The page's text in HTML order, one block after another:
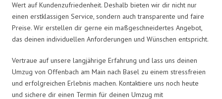
Wert auf Kundenzufriedenheit. Deshalb bieten wir dir nicht nur
einen erstklassigen Service, sondern auch transparente und faire
Preise. Wir erstellen dir gerne ein maßgeschneidertes Angebot,
das deinen individuellen Anforderungen und Wünschen entspricht.
Vertraue auf unsere langjährige Erfahrung und lass uns deinen
Umzug von Offenbach am Main nach Basel zu einem stressfreien
und erfolgreichen Erlebnis machen. Kontaktiere uns noch heute
und sichere dir einen Termin für deinen Umzug mit